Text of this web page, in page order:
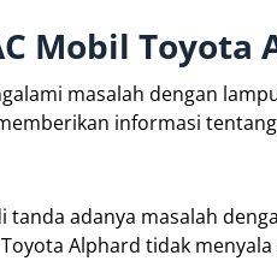
Mobil Toyota
masalah dengan
informasi
adanya masalah
Alphard tidak